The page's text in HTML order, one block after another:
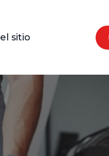
sitio